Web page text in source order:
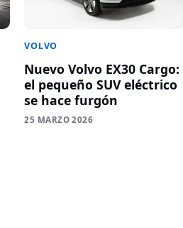
VOLVO
Nuevo Volvo EX30 Cargo:
el pequeño SUV eléctrico
se hace furgón
25 MARZO 2026